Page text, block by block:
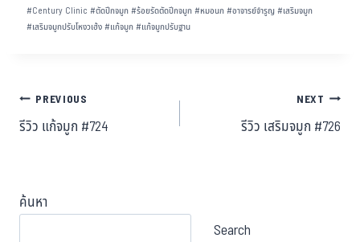
#Century Clinic #ตัดปีกจมูก#ร้อยรัดตัดปีกจมูก#หมอนก#อาจารย์จำรูญ #เสริมจมูก
#เสริมจมูกปรับโหงวเฮ้ง#แก้จมูก#แก้จมูกปรับฐาน
PREVIOUS
รีวิว แก้จมูก #724
NEXT
รีวิว เสริมจมูก #726
ค้นหา
Search